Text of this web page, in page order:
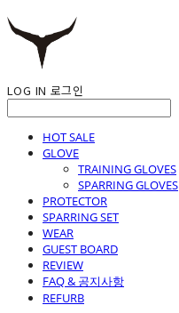
LOG IN 로그인
HOT SALE
GLOVE
TRAINING GLOVES
SPARRING GLOVES
PROTECTOR
SPARRING SET
WEAR
GUEST BOARD
REVIEW
FAQ & 공지사항
REFURB